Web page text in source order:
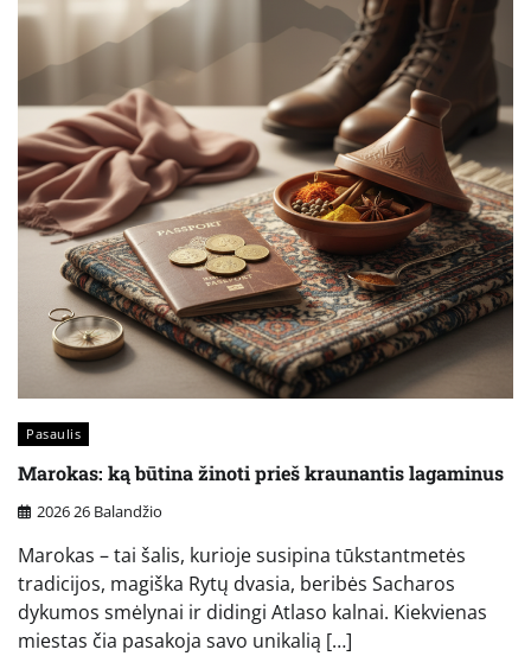
Pasaulis
Marokas: ką būtina žinoti prieš kraunantis lagaminus
2026 26 Balandžio
Marokas – tai šalis, kurioje susipina tūkstantmetės
tradicijos, magiška Rytų dvasia, beribės Sacharos
dykumos smėlynai ir didingi Atlaso kalnai. Kiekvienas
miestas čia pasakoja savo unikalią […]